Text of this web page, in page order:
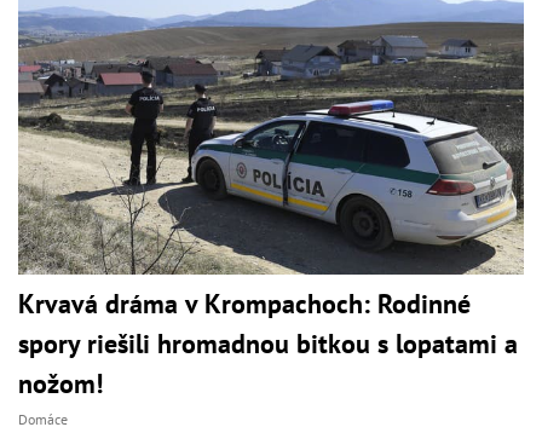
Krvavá dráma v Krompachoch: Rodinné
spory riešili hromadnou bitkou s lopatami a
nožom!
Domáce